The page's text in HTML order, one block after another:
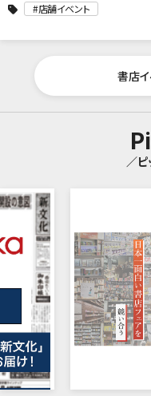
店舗イベント
書店
／